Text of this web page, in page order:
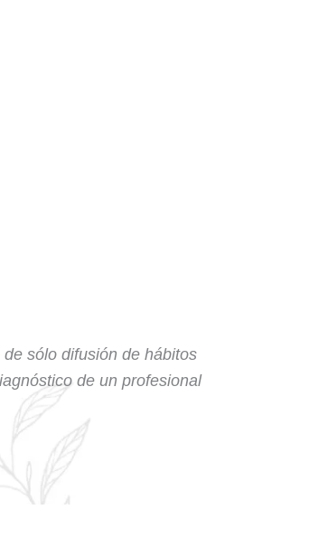
sólo difusión de hábitos
de un profesional